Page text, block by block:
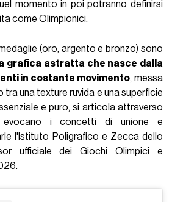
età. Sono tanti i casi e gli stili,
di storia - propria, altrui o di
autobiografici
ovvero tatuaggi a schiena
nella categoria trailer
ha l’enfasi e lo storytelling
dorso di Memphis
e ho il cuore di un leone"
, racconta
protagonista di un’infanzia
nella sua autobiografia, appunto,